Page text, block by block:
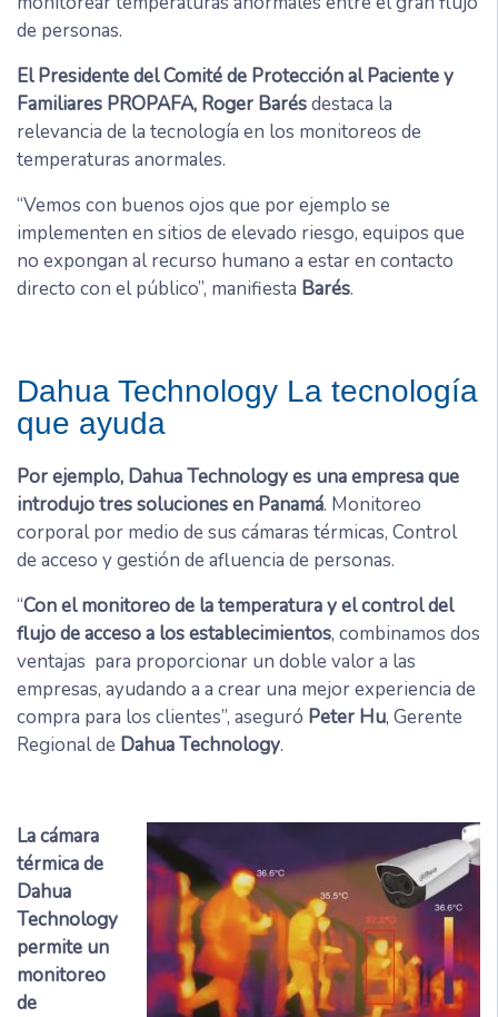
de personas.
El Presidente del Comité de Protección al Paciente y
Familiares PROPAFA, Roger Barésdestaca la
relevancia de la tecnología en los monitoreos de
temperaturas anormales.
“Vemos con buenos ojos que por ejemplo se
implementen en sitios de elevado riesgo, equipos que
no expongan al recurso humano a estar en contacto
directo con el público”, manifiesta Barés.
Dahua Technology La tecnología
que ayuda
Por ejemplo, Dahua Technology es una empresa que
introdujo tres soluciones en Panamá. Monitoreo
corporal por medio de sus cámaras térmicas, Control
de acceso y gestión de afluencia de personas.
“Con el monitoreo de la temperatura y el control del
flujode acceso a los establecimientos, combinamos dos
ventajas para proporcionar un doble valor a las
empresas, ayudando a a crear una mejor experiencia de
compra para los clientes”, aseguró Peter Hu, Gerente
Regional de Dahua Technology.
La cámara
térmica de
Dahua
Technology
permite un
monitoreo
de